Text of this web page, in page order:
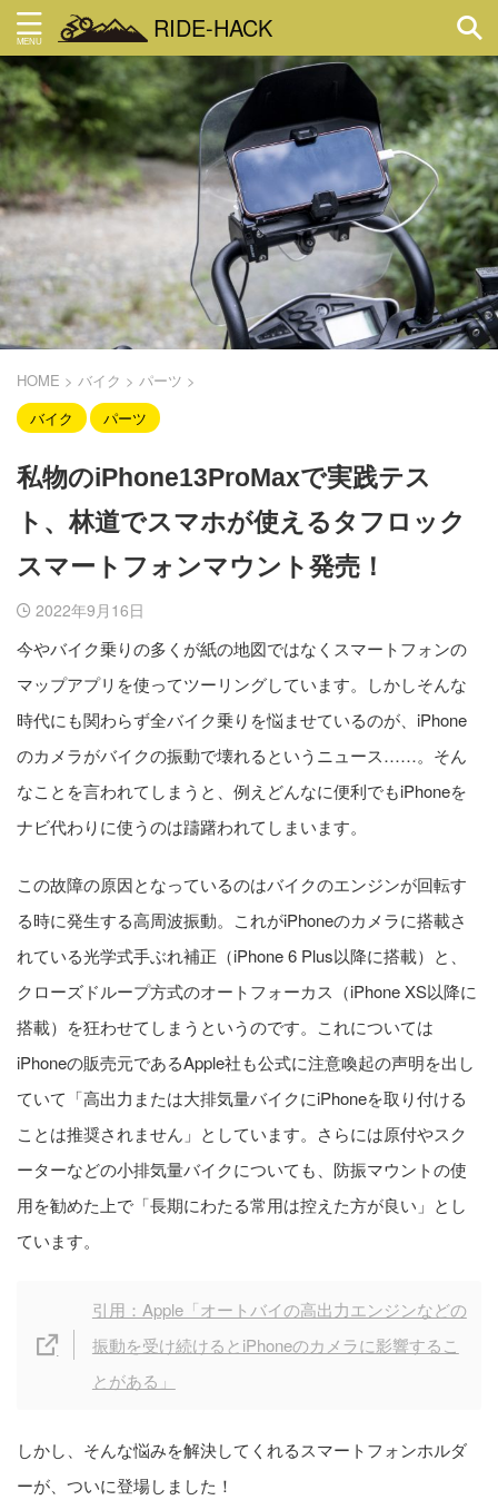
RIDE-HACK
HOME > バイク > パーツ >
バイク
パーツ
私物のiPhone13ProMaxで実践テス
ト、林道でスマホが使えるタフロック
スマートフォンマウント発売！
2022年9月16日
今やバイク乗りの多くが紙の地図ではなくスマートフォンの
マップアプリを使ってツーリングしています。しかしそんな
時代にも関わらず全バイク乗りを悩ませているのが、iPhone
のカメラがバイクの振動で壊れるというニュース……。そん
なことを言われてしまうと、例えどんなに便利でもiPhoneを
ナビ代わりに使うのは躊躇われてしまいます。
この故障の原因となっているのはバイクのエンジンが回転す
る時に発生する高周波振動。これがiPhoneのカメラに搭載さ
れている光学式手ぶれ補正（iPhone 6 Plus以降に搭載）と、
クローズドループ方式のオートフォーカス（iPhone XS以降に
搭載）を狂わせてしまうというのです。これについては
iPhoneの販売元であるApple社も公式に注意喚起の声明を出し
ていて「高出力または大排気量バイクにiPhoneを取り付ける
ことは推奨されません」としています。さらには原付やスク
ーターなどの小排気量バイクについても、防振マウントの使
用を勧めた上で「長期にわたる常用は控えた方が良い」とし
ています。
引用：Apple「オートバイの高出力エンジンなどの
振動を受け続けるとiPhoneのカメラに影響するこ
とがある」
しかし、そんな悩みを解決してくれるスマートフォンホルダ
ーが、ついに登場しました！